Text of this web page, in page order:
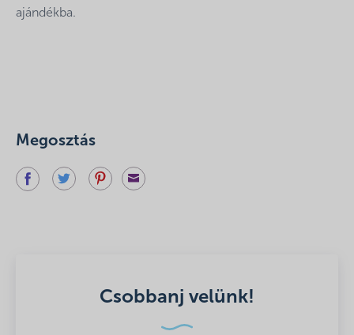
ajándékba.
Megosztás
Csobbanj velünk!